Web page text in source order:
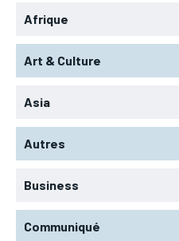
Afrique
Art & Culture
Asia
Autres
Business
Communiqué